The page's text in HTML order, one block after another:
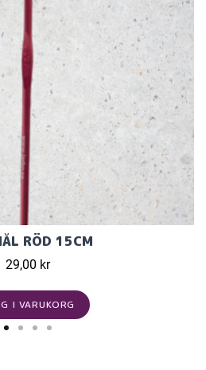
RÖD 15CM
29,00 kr
I VARUKORG